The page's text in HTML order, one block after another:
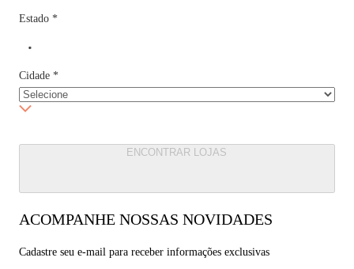
Estado *
Cidade *
ENCONTRAR LOJAS
ACOMPANHE NOSSAS NOVIDADES
Cadastre seu e-mail para receber informações exclusivas